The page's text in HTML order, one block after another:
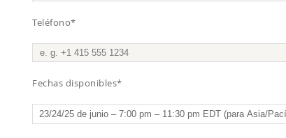
Teléfono*
Fechas disponibles*